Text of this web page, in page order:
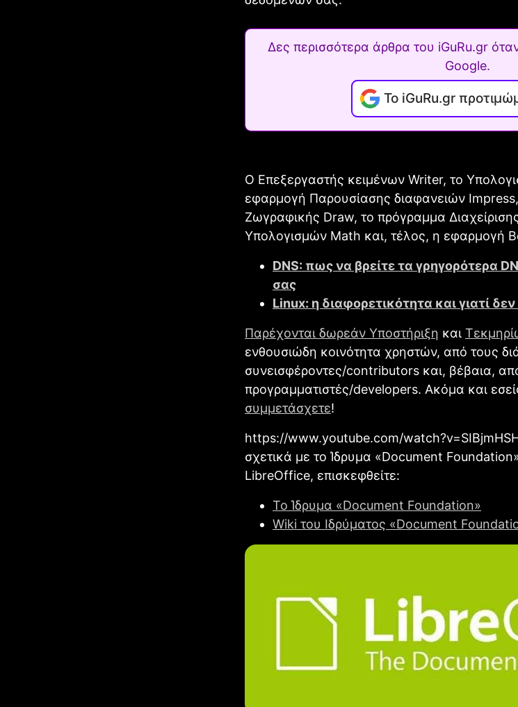
Δες περισσότερα άρθρα του iGuRu.gr
Google.
Το iGuRu.gr
Ο Επεξεργαστής κειμένων Writer, το
εφαρμογή Παρουσίασης διαφανειών
Ζωγραφικής Draw, το πρόγραμμα
Υπολογισμών Math και, τέλος, η εφαρμογή
DNS: πως να βρείτε τα γρηγορότερα
σας
Linux: η διαφορετικότητα και γιατί
Παρέχονται δωρεάν Υποστήριξη και
ενθουσιώδη κοινότητα χρηστών, από τους
συνεισφέροντες/contributors και, βέβαια,
προγραμματιστές/developers. Ακόμα και
συμμετάσχετε!
https://www.youtube.com/
σχετικά με το Ίδρυμα «Document
LibreOffice, επισκεφθείτε:
Το Ίδρυμα «Document Foundation»
Wiki του Ιδρύματος «Document